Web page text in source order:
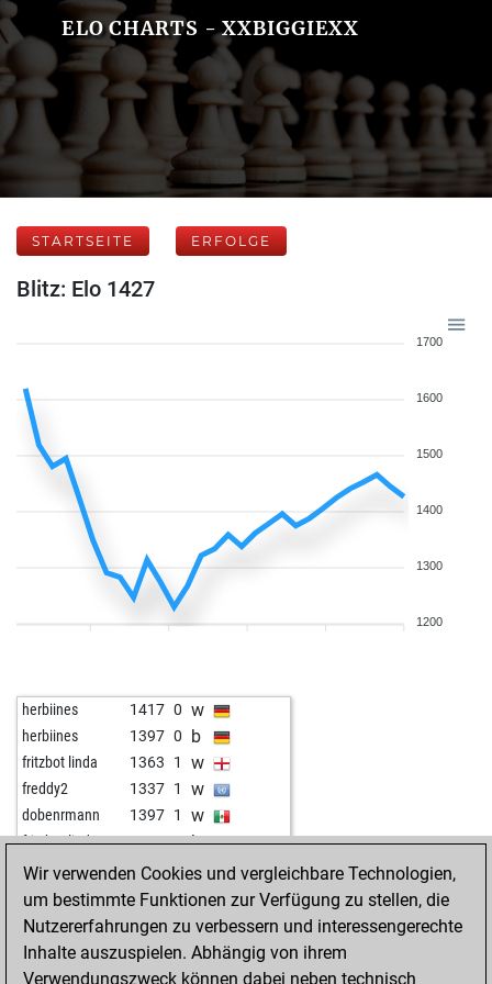
ELO CHARTS - XXBIGGIEXX
STARTSEITE ERFOLGE
Blitz: Elo 1427
1700
1600
1500
1400
1300
1200
herbiines 1417 0 w
herbiines 1397 0 b
fritzbot linda 1363 1 w
freddy2 1337 1 w
dobenrmann 1397 1 w
fritzbot linda 1450 1 b
romang52 1404 1 w
botany 1293 1 b
don rodrigo 1316 0 w
don rodrigo 1330 1 b
fritzbot emma 1246 1 w
Wir verwenden Cookies und vergleichbare Technologien,
um bestimmte Funktionen zur Verfügung zu stellen, die
Nutzererfahrungen zu verbessern und interessengerechte
Inhalte auszuspielen. Abhängig von ihrem
Verwendungszweck können dabei neben technisch